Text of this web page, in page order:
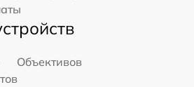
Объективов